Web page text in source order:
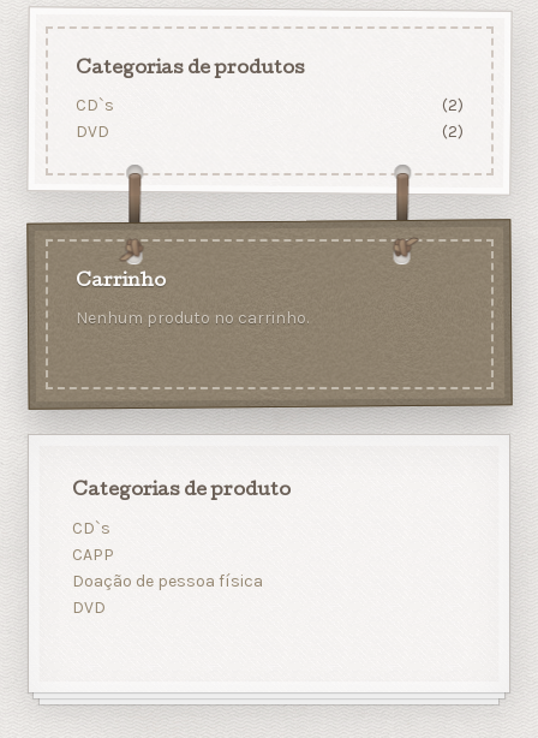
Categorias de produtos
CD`s
(2)
DVD
(2)
Carrinho
Nenhum produto no carrinho.
Categorias de produto
CD`s
CAPP
Doação de pessoa física
DVD